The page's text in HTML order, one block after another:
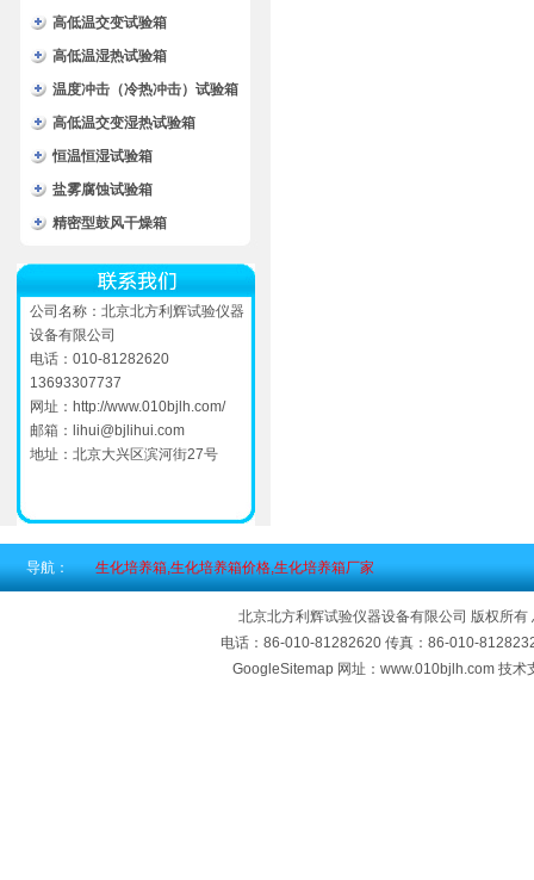
高低温交变试验箱
高低温湿热试验箱
温度冲击（冷热冲击）试验箱
高低温交变湿热试验箱
恒温恒湿试验箱
盐雾腐蚀试验箱
精密型鼓风干燥箱
公司名称：北京北方利辉试验仪器
设备有限公司
电话：010-81282620
13693307737
网址： http://www.010bjlh.com/
邮箱： lihui@bjlihui.com
地址：北京大兴区滨河街27号
导航： 生化培养箱,生化培养箱价格,生化培养箱厂家
北京北方利辉试验仪器设备有限公司 版权所有
电话：86-010-81282620 传真：86-010-
GoogleSitemap 网址：www.010bjlh.com 技